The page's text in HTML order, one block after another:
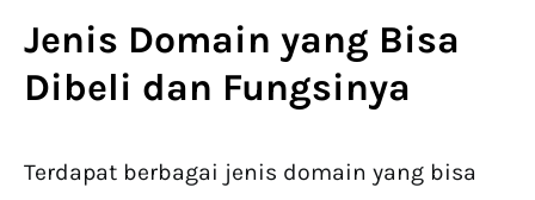
Jenis Domain yang Bisa
Dibeli dan Fungsinya
Terdapat berbagai jenis domain yang bisa